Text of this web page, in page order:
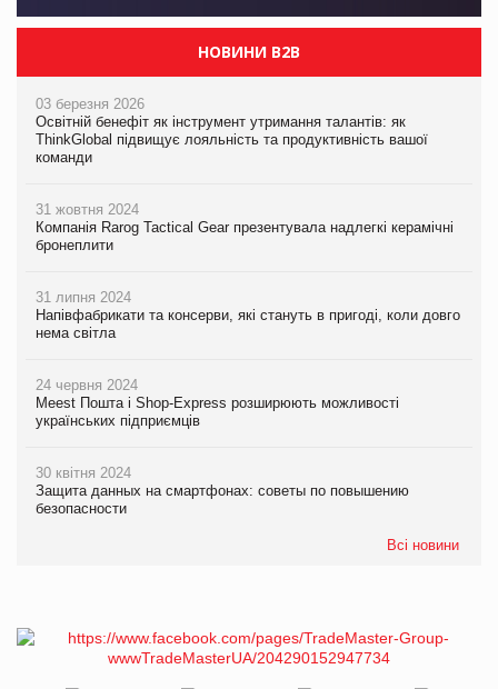
НОВИНИ B2B
03 березня 2026
Освітній бенефіт як інструмент утримання талантів: як
ThinkGlobal підвищує лояльність та продуктивність вашої
команди
31 жовтня 2024
Компанія Rarog Tactical Gear презентувала надлегкі керамічні
бронеплити
31 липня 2024
Напівфабрикати та консерви, які стануть в пригоді, коли довго
нема світла
24 червня 2024
Meest Пошта і Shop-Express розширюють можливості
українських підприємців
30 квітня 2024
Защита данных на смартфонах: советы по повышению
безопасности
Всі новини